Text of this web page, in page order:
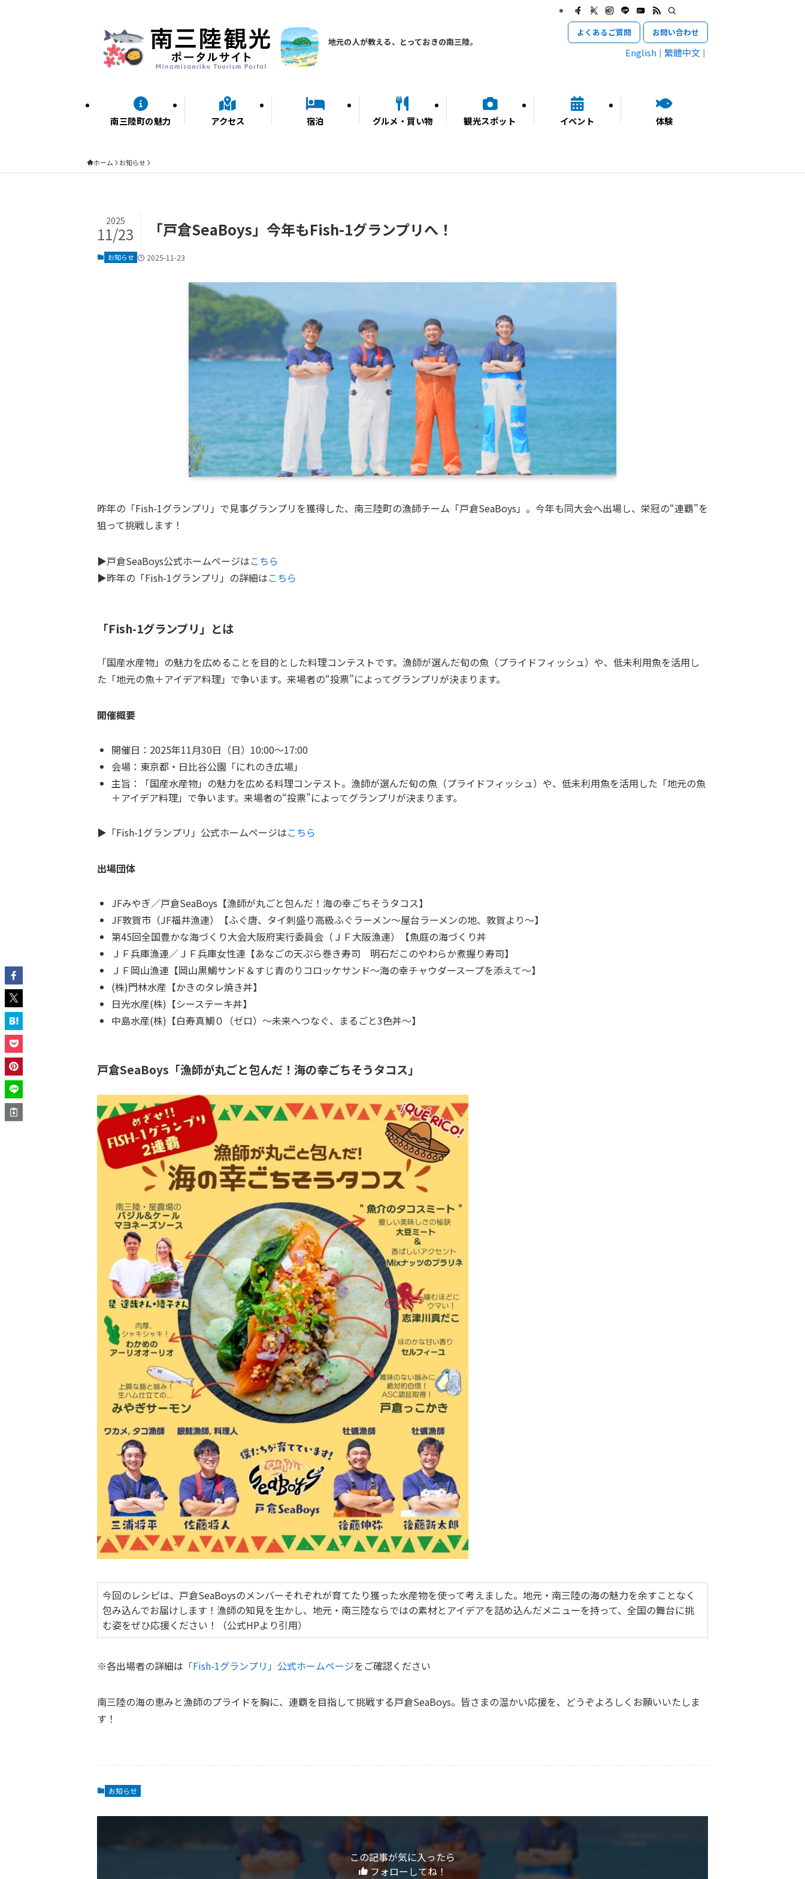
地元の人が教える、とっておきの南三陸。
南三陸町の魅力 アクセス 宿泊 グルメ・買い物 観光スポット イベント 体験
よくあるご質問 お問い合わせ
English 繁體中文
ホーム お知らせ
「戸倉SeaBoys」今年もFish-1グランプリへ！
2025
11/23
お知らせ 2025-11-23
昨年の「Fish-1グランプリ」で見事グランプリを獲得した、南三陸町の漁師チーム「戸倉SeaBoys」。今年も同大会へ出場し、栄冠の“連覇”を
狙って挑戦します！
▶戸倉SeaBoys公式ホームページはこちら
▶昨年の「Fish-1グランプリ」の詳細はこちら
「Fish-1グランプリ」とは
「国産水産物」の魅力を広めることを目的とした料理コンテストです。漁師が選んだ旬の魚（プライドフィッシュ）や、低未利用魚を活用し
た「地元の魚＋アイデア料理」で争います。来場者の“投票”によってグランプリが決まります。
開催概要
開催日：2025年11月30日（日）10:00〜17:00
会場：東京都・日比谷公園「にれのき広場」
主旨：「国産水産物」の魅力を広める料理コンテスト。漁師が選んだ旬の魚（プライドフィッシュ）や、低未利用魚を活用した「地元の魚
＋アイデア料理」で争います。来場者の“投票”によってグランプリが決まります。
▶「Fish-1グランプリ」公式ホームページはこちら
出場団体
JFみやぎ／戸倉SeaBoys【漁師が丸ごと包んだ！海の幸ごちそうタコス】
JF敦賀市（JF福井漁連）【ふぐ唐、タイ刺盛り高級ふぐラーメン～屋台ラーメンの地、敦賀より～】
第45回全国豊かな海づくり大会大阪府実行委員会（ＪＦ大阪漁連）【魚庭の海づくり丼
ＪＦ兵庫漁連／ＪＦ兵庫女性連【あなごの天ぷら巻き寿司 明石だこのやわらか煮握り寿司】
ＪＦ岡山漁連【岡山黒鯛サンド＆すじ青のりコロッケサンド～海の幸チャウダースープを添えて～】
(株)門林水産【かきのタレ焼き丼】
日光水産(株)【シーステーキ丼】
中島水産(株)【白寿真鯛０（ゼロ）〜未来へつなぐ、まるごと3色丼〜】
戸倉SeaBoys「漁師が丸ごと包んだ！海の幸ごちそうタコス」
今回のレシピは、戸倉SeaBoysのメンバーそれぞれが育てたり獲った水産物を使って考えました。地元・南三陸の海の魅力を余すことなく
包み込んでお届けします！漁師の知見を生かし、地元・南三陸ならではの素材とアイデアを詰め込んだメニューを持って、全国の舞台に挑
む姿をぜひ応援ください！（公式HPより引用）
※各出場者の詳細は 「Fish-1グランプリ」公式ホームページをご確認ください
南三陸の海の恵みと漁師のプライドを胸に、連覇を目指して挑戦する戸倉SeaBoys。皆さまの温かい応援を、どうぞよろしくお願いいたしま
す！
お知らせ
この記事が気に入ったら
フォローしてね！